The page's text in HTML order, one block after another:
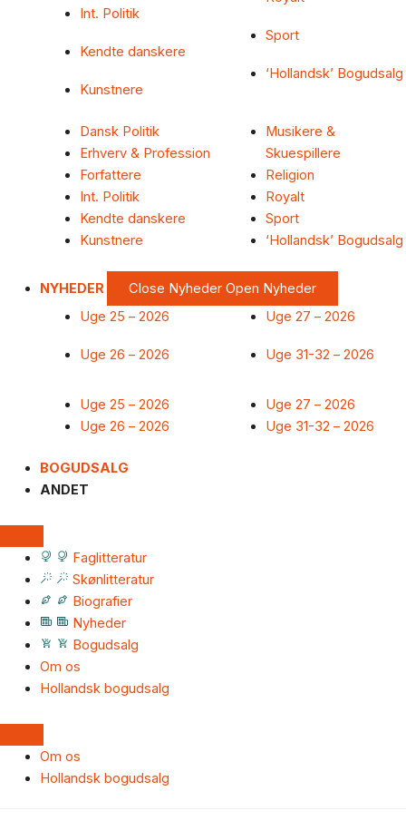
Int. Politik
Kendte danskere
Kunstnere
Sport
‘Hollandsk’ Bogudsalg
Dansk Politik
Erhverv & Profession
Forfattere
Int. Politik
Kendte danskere
Kunstnere
Musikere &
Skuespillere
Religion
Royalt
Sport
‘Hollandsk’ Bogudsalg
NYHEDER Close Nyheder Open Nyheder
Uge 25 – 2026
Uge 26 – 2026
Uge 27 – 2026
Uge 31-32 – 2026
Uge 25 – 2026
Uge 26 – 2026
Uge 27 – 2026
Uge 31-32 – 2026
BOGUDSALG
ANDET
Faglitteratur
Skønlitteratur
Biografier
Nyheder
Bogudsalg
Om os
Hollandsk bogudsalg
Om os
Hollandsk bogudsalg